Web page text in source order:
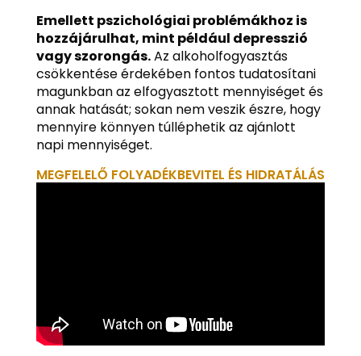
Emellett pszichológiai problémákhoz is
hozzájárulhat, mint például depresszió
vagy szorongás.Az alkoholfogyasztás
csökkentése érdekében fontos tudatosítani
magunkban az elfogyasztott mennyiséget és
annak hatását; sokan nem veszik észre, hogy
mennyire könnyen túlléphetik az ajánlott
napi mennyiséget.
MEGFELELŐ FOLYADÉKBEVITEL ÉS HIDRATÁLÁS